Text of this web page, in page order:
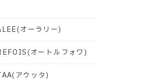
オーラリー)
オートルフォワ)
アウッタ)